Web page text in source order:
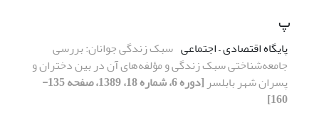
پ
پایگاه اقتصادی – اجتماعی سبک زندگی جوانان: بررسی
جامعه‌شناختی سبک زندگی و مؤلفه‌های آن در بین دختران و
پسران شهر بابلسر
[دوره 6، شماره 18، 1389، صفحه 135-
160]